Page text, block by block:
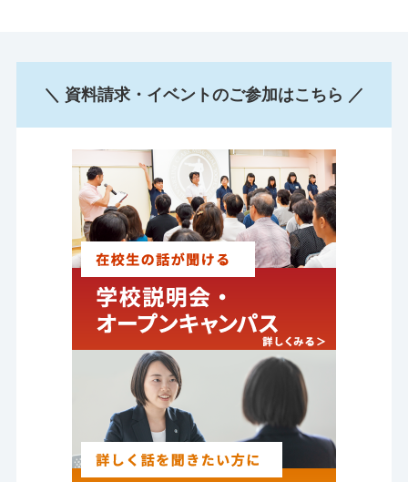
＼ 資料請求・イベントのご参加はこちら ／